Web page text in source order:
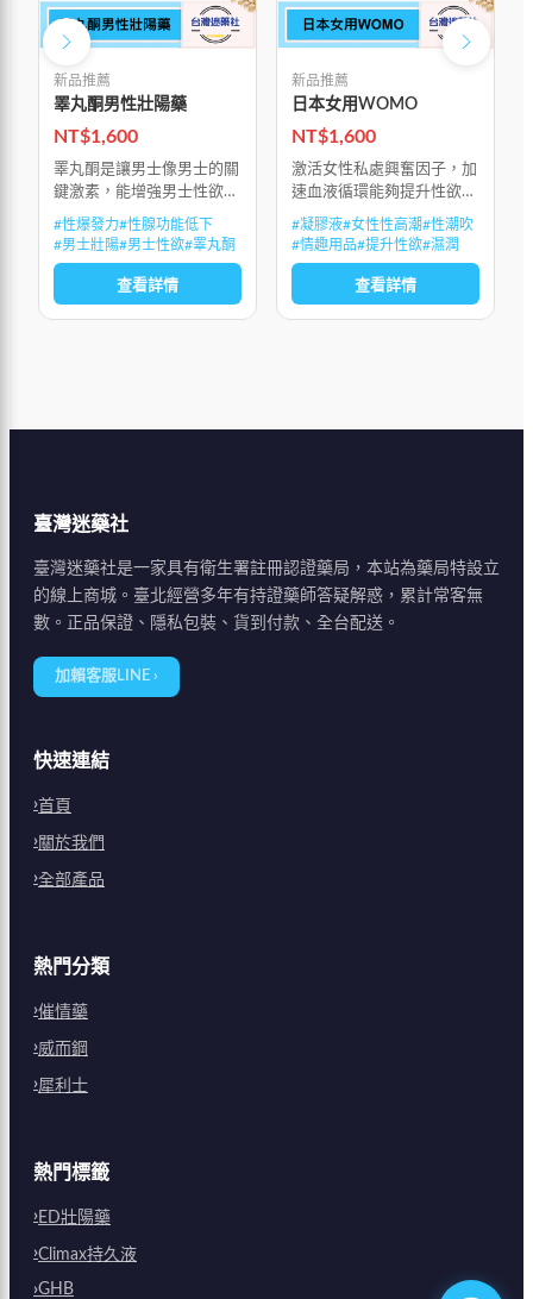
新品推薦
睪丸酮男性壯陽藥
NT$1,600
睪丸酮是讓男士像男士的關
鍵激素，能增強男士性欲、
促進肌肉生長和加強爆發力
#性爆發力#性腺功能低下
#男士壯陽#男士性欲#睪丸酮
查看詳情
新品推薦
日本女用WOMO
NT$1,600
激活女性私處興奮因子，加
速血液循環能夠提升性欲，
讓女性渴望，春心蕩漾縮短
女性性高潮潛伏期，達到徹
底巔峰，提高私處敏感度，
每次抽插快感放大，開始時
的酥麻微熱到
#凝膠液#女性性高潮#性潮吹
#情趣用品#提升性欲#濕潤
查看詳情
臺灣迷藥社
臺灣迷藥社是一家具有衛生署註冊認證藥局，本站為藥局特設立
的線上商城。臺北經營多年有持證藥師答疑解惑，累計常客無
數。正品保證、隱私包裝、貨到付款、全台配送。
加賴客服LINE ›
快速連結
首頁
關於我們
全部產品
熱門分類
催情藥
威而鋼
犀利士
熱門標籤
ED壯陽藥
Climax持久液
GHB